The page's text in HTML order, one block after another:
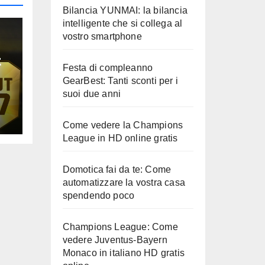
Bilancia YUNMAI: la bilancia
intelligente che si collega al
vostro smartphone
Festa di compleanno
GearBest: Tanti sconti per i
suoi due anni
Come vedere la Champions
League in HD online gratis
Domotica fai da te: Come
automatizzare la vostra casa
spendendo poco
Champions League: Come
vedere Juventus-Bayern
Monaco in italiano HD gratis